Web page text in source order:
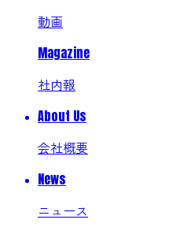
動画
Magazine
社内報
About Us
会社概要
News
ニュース